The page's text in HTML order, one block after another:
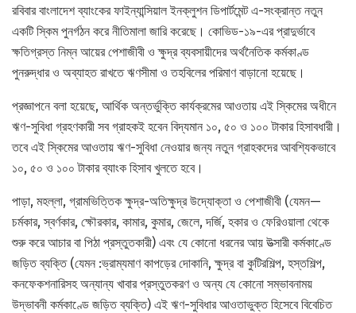
রবিবার বাংলাদেশ ব্যাংকের ফাইন্যান্সিয়াল ইনক্লুশন ডিপার্টমেন্ট এ-সংক্রান্ত নতুন
একটি স্কিম পুনর্গঠন করে নীতিমালা জারি করেছে। কোভিড-১৯-এর প্রাদুর্ভাবে
ক্ষতিগ্রস্ত নিম্ন আয়ের পেশাজীবী ও ক্ষুদ্র ব্যবসায়ীদের অর্থনৈতিক কর্মকাণ্ড
পুনরুদ্ধার ও অব্যাহত রাখতে ঋণসীমা ও তহবিলের পরিমাণ বাড়ানো হয়েছে।
প্রজ্ঞাপনে বলা হয়েছে, আর্থিক অন্তর্ভুক্তি কার্যক্রমের আওতায় এই স্কিমের অধীনে
ঋণ-সুবিধা গ্রহণকারী সব গ্রাহকই হবেন বিদ্যমান ১০, ৫০ ও ১০০ টাকার হিসাবধারী।
তবে এই স্কিমের আওতায় ঋণ-সুবিধা নেওয়ার জন্য নতুন গ্রাহকদের আবশ্যিকভাবে
১০, ৫০ ও ১০০ টাকার ব্যাংক হিসাব খুলতে হবে।
পাড়া, মহল্লা, গ্রামভিত্তিক ক্ষুদ্র-অতিক্ষুদ্র উদ্যোক্তা ও পেশাজীবী (যেমন—
চর্মকার, স্বর্ণকার, ক্ষৌরকার, কামার, কুমার, জেলে, দর্জি, হকার ও ফেরিওয়ালা থেকে
শুরু করে আচার বা পিঠা প্রস্তুতকারী) এবং যে কোনো ধরনের আয় উত্সারী কর্মকাণ্ডে
জড়িত ব্যক্তি (যেমন :ভ্রাম্যমাণ কাপড়ের দোকানি, ক্ষুদ্র বা কুটিরশিল্প, হস্তশিল্প,
কনফেকশনারিসহ অন্যান্য খাবার প্রস্তুতকরণ ও অন্য যে কোনো সম্ভাবনাময়
উদ্ভাবনী কর্মকাণ্ডে জড়িত ব্যক্তি) এই ঋণ-সুবিধার আওতাভুক্ত হিসেবে বিবেচিত